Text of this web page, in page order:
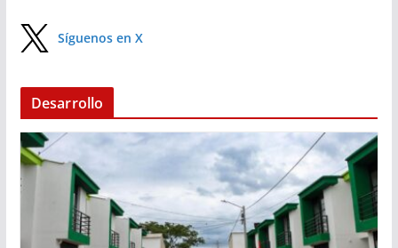
Síguenos en X
Desarrollo